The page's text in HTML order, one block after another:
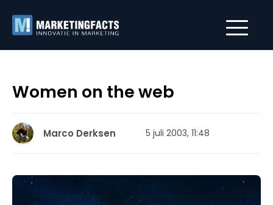
Women on the web
Marco Derksen 5 juli 2003, 11:48